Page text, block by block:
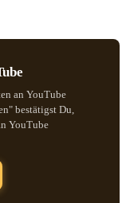
an YouTube
bestätigst Du,
YouTube